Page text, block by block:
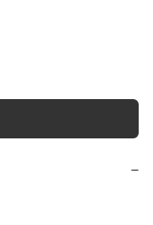
−